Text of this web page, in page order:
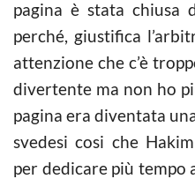
pagina è stata chiusa
perché, giustifica
attenzione che c’è
divertente ma non ho
pagina era diventata
svedesi cosi che
per dedicare più tempo